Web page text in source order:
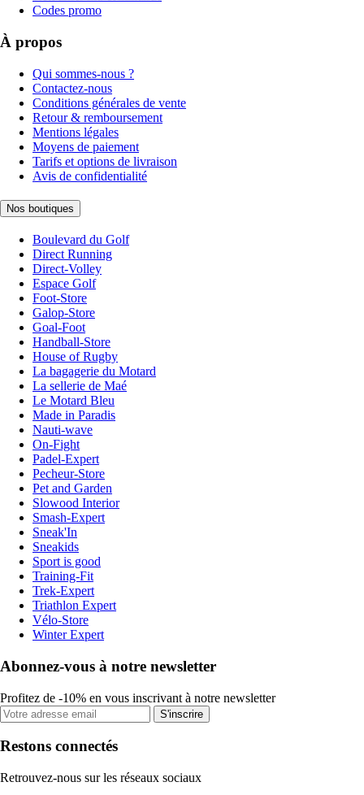
Codes promo
À propos
Qui sommes-nous ?
Contactez-nous
Conditions générales de vente
Retour & remboursement
Mentions légales
Moyens de paiement
Tarifs et options de livraison
Avis de confidentialité
Nos boutiques
Boulevard du Golf
Direct Running
Direct-Volley
Espace Golf
Foot-Store
Galop-Store
Goal-Foot
Handball-Store
House of Rugby
La bagagerie du Motard
La sellerie de Maé
Le Motard Bleu
Made in Paradis
Nauti-wave
On-Fight
Padel-Expert
Pecheur-Store
Pet and Garden
Slowood Interior
Smash-Expert
Sneak'In
Sneakids
Sport is good
Training-Fit
Trek-Expert
Triathlon Expert
Vélo-Store
Winter Expert
Abonnez-vous à notre newsletter
Profitez de -10% en vous inscrivant à notre newsletter
S'inscrire
Restons connectés
Retrouvez-nous sur les réseaux sociaux